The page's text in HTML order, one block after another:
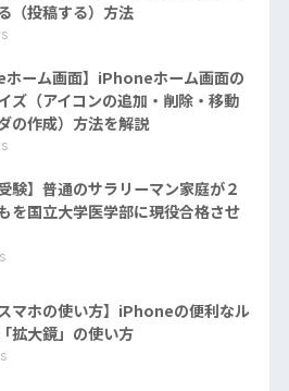
（投稿する）方法
ホーム画面】iPhoneホーム画面の
ズ（アイコンの追加・削除・移動
の作成）方法を解説
験】普通のサラリーマン家庭が２
を国立大学医学部に現役合格させ
スマホの使い方】iPhoneの便利なル
拡大鏡」の使い方